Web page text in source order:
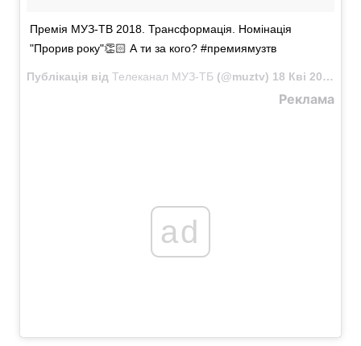
Премія МУЗ-ТВ 2018. Трансформація. Номінація
"Прорив року"👏🏻 А ти за кого? #премиямузтв
Публікація від Телеканал МУЗ-ТБ (@muztv) 18 Кві 2018 в 11:44 PDT
Реклама
ad